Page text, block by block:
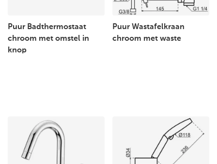
Puur Badthermostaat
chroom met omstel in
knop
Puur Wastafelkraan
chroom met waste